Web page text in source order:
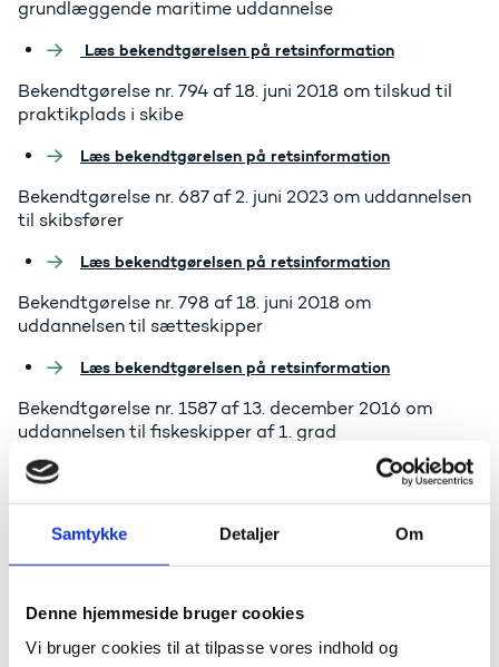
Samtykke Detaljer Om
Denne hjemmeside bruger cookies
Vi bruger cookies til at tilpasse vores indhold og
grundlæggende maritime uddannelse
Læs bekendtgørelsen på retsinformation
Bekendtgørelse nr. 794 af 18. juni 2018 om tilskud til
praktikplads i skibe
Læs bekendtgørelsen på retsinformation
Bekendtgørelse nr. 687 af 2. juni 2023 om uddannelsen
til skibsfører
Læs bekendtgørelsen på retsinformation
Bekendtgørelse nr. 798 af 18. juni 2018 om
uddannelsen til sætteskipper
Læs bekendtgørelsen på retsinformation
Bekendtgørelse nr. 1587 af 13. december 2016 om
uddannelsen til fiskeskipper af 1. grad
Læs bekendtgørelsen på retsinformation
uddannelsen til professionsbachelor som skibsofficer
Bekendtgørelse nr. 1621 af 15. december 2016 om
uddannelsen til fiskeskipper af 3. grad